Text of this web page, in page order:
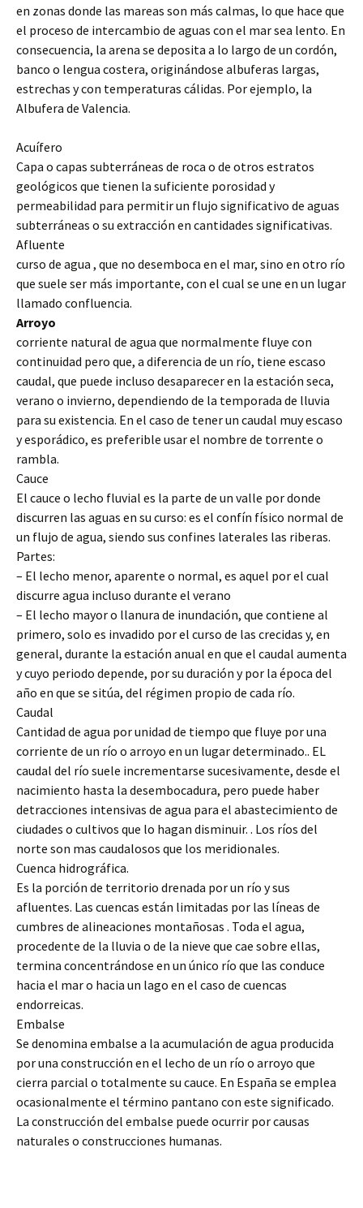
en zonas donde las mareas son más calmas, lo que hace que
el proceso de intercambio de aguas con el mar sea lento. En
consecuencia, la arena se deposita a lo largo de un cordón,
banco o lengua costera, originándose albuferas largas,
estrechas y con temperaturas cálidas. Por ejemplo, la
Albufera de Valencia.
Acuífero
Capa o capas subterráneas de roca o de otros estratos
geológicos que tienen la suficiente porosidad y
permeabilidad para permitir un flujo significativo de aguas
subterráneas o su extracción en cantidades significativas.
Afluente
curso de agua , que no desemboca en el mar, sino en otro río
que suele ser más importante, con el cual se une en un lugar
llamado confluencia.
Arroyo
corriente natural de agua que normalmente fluye con
continuidad pero que, a diferencia de un río, tiene escaso
caudal, que puede incluso desaparecer en la estación seca,
verano o invierno, dependiendo de la temporada de lluvia
para su existencia. En el caso de tener un caudal muy escaso
y esporádico, es preferible usar el nombre de torrente o
rambla.
Cauce
El cauce o lecho fluvial es la parte de un valle por donde
discurren las aguas en su curso: es el confín físico normal de
un flujo de agua, siendo sus confines laterales las riberas.
Partes:
– El lecho menor, aparente o normal, es aquel por el cual
discurre agua incluso durante el verano
– El lecho mayor o llanura de inundación, que contiene al
primero, solo es invadido por el curso de las crecidas y, en
general, durante la estación anual en que el caudal aumenta
y cuyo periodo depende, por su duración y por la época del
año en que se sitúa, del régimen propio de cada río.
Caudal
Cantidad de agua por unidad de tiempo que fluye por una
corriente de un río o arroyo en un lugar determinado.. EL
caudal del río suele incrementarse sucesivamente, desde el
nacimiento hasta la desembocadura, pero puede haber
detracciones intensivas de agua para el abastecimiento de
ciudades o cultivos que lo hagan disminuir. . Los ríos del
norte son mas caudalosos que los meridionales.
Cuenca hidrográfica.
Es la porción de territorio drenada por un río y sus
afluentes. Las cuencas están limitadas por las líneas de
cumbres de alineaciones montañosas . Toda el agua,
procedente de la lluvia o de la nieve que cae sobre ellas,
termina concentrándose en un único río que las conduce
hacia el mar o hacia un lago en el caso de cuencas
endorreicas.
Embalse
Se denomina embalse a la acumulación de agua producida
por una construcción en el lecho de un río o arroyo que
cierra parcial o totalmente su cauce. En España se emplea
ocasionalmente el término pantano con este significado.
La construcción del embalse puede ocurrir por causas
naturales o construcciones humanas.